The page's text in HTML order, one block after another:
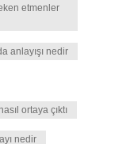
etmenler
anlayışı nedir
ortaya çıktı
nedir